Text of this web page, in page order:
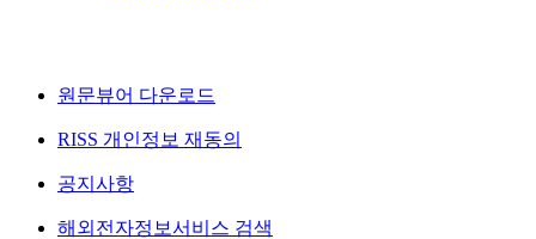
원문뷰어 다운로드
RISS 개인정보 재동의
공지사항
해외전자정보서비스 검색